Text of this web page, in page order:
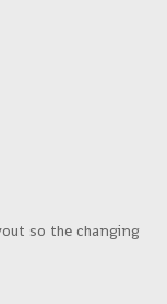
so the changing